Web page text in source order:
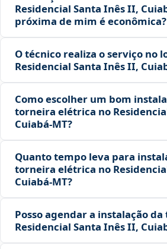
Residencial Santa Inês II,
próxima de mim é econômica?
O técnico realiza o serviço no
Residencial Santa Inês II,
Como escolher um bom
torneira elétrica no
Cuiabá‑MT?
Quanto tempo leva para
torneira elétrica no
Cuiabá‑MT?
Posso agendar a instalação
Residencial Santa Inês II,